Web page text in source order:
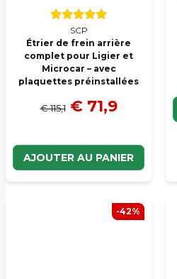
SCP
Étrier de frein arrière
complet pour Ligier et
Microcar – avec
plaquettes préinstallées
€ 115,1 € 71,9
AJOUTER AU PANIER
-42%